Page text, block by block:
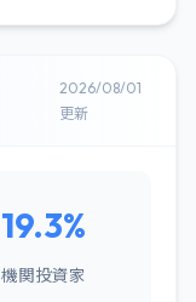
2026/08/01
更新
19.3%
機関投資家